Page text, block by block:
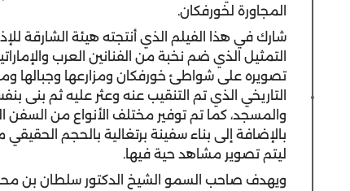
المجاورة لخورفكان.
التمثيل الذي ضم نخبة من الفنانين العرب
تصويره على شواطئ خورفكان ومزارعها وجبالها
التاريخي الذي تم التنقيب عنه وعثر عليه ثم بنى
والمسجد، كما تم توفير مختلف الأنواع من السفن
بالإضافة إلى بناء سفينة برتغالية بالحجم
ليتم تصوير مشاهد حية فيها.
ويهدف صاحب السمو الشيخ الدكتور سلطان بن